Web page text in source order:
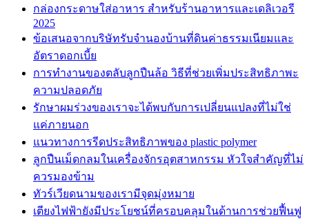
กล่องกระดาษใส่อาหาร สำหรับร้านอาหารและเดลิเวอรี
2025
ข้อเสนอจากบริษัทรับจำนองบ้านที่ดินค่าธรรมเนียมและ
อัตราดอกเบี้ย
การทำงานของตลับลูกปืนล้อ วิธีที่ช่วยเพิ่มประสิทธิภาพะ
ความปลอดภัย
รักษาผมร่วงของเราจะได้พบกับการเปลี่ยนแปลงที่ไม่ใช่
แค่ภายนอก
แนวทางการรีดประสิทธิภาพของ plastic polymer
ลูกปืนเม็ดกลมในเครื่องจักรอุตสาหกรรม หัวใจสำคัญที่ไม่
ควรมองข้าม
ทัวร์เวียดนามของเรามีจุดมุ่งหมาย
เตียงไฟฟ้ายังมีประโยชน์ที่ครอบคลุมในด้านการช่วยฟื้นฟู